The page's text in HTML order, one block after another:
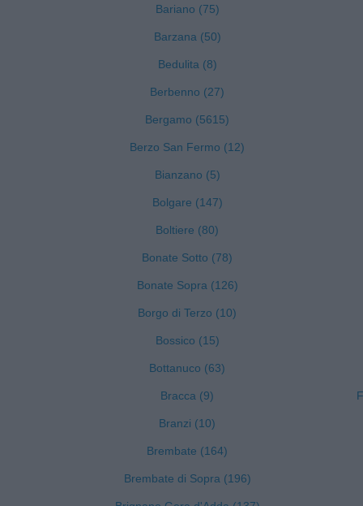
Bariano (75)
Barzana (50)
Bedulita (8)
Berbenno (27)
Bergamo (5615)
Berzo San Fermo (12)
Bianzano (5)
Bolgare (147)
Boltiere (80)
Bonate Sotto (78)
Bonate Sopra (126)
Borgo di Terzo (10)
Bossico (15)
Bottanuco (63)
Bracca (9)
Branzi (10)
Brembate (164)
Brembate di Sopra (196)